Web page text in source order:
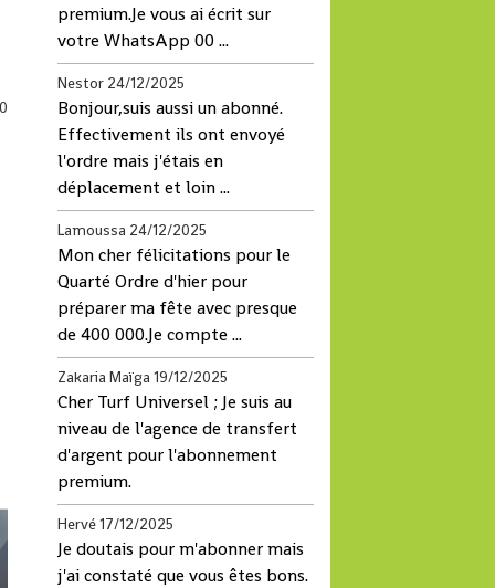
premium.Je vous ai écrit sur
votre WhatsApp 00 ...
Nestor 24/12/2025
Bonjour,suis aussi un abonné.
Effectivement ils ont envoyé
l'ordre mais j'étais en
déplacement et loin ...
Lamoussa 24/12/2025
Mon cher félicitations pour le
Quarté Ordre d'hier pour
préparer ma fête avec presque
de 400 000.Je compte ...
Zakaria Maïga 19/12/2025
Cher Turf Universel ; Je suis au
niveau de l'agence de transfert
d'argent pour l'abonnement
premium.
Hervé17/12/2025
Je doutais pour m'abonner mais
j'ai constaté que vous êtes bons.